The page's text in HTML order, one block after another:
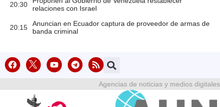
20:30
relaciones con Israel
20:15
Anuncian en Ecuador captura de proveedor de armas de
banda criminal
Agencias de noticias y medios digitales